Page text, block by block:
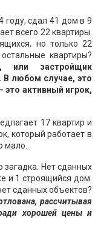
году, сдал 41 дом в 9
всего 22 квартиры.
но только 22
квартиры?
или застройщик
В любом случае, это
это активный игрок,
17 квартир и
который работает в
мало.
загадка. Нет сданных
и 1 строящийся дом.
сданных объектов?
рассчитывая
хорошей цены и